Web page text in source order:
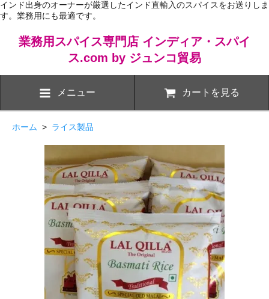
インド出身のオーナーが厳選したインド直輸入のスパイスをお送りしま
す。業務用にも最適です。
業務用スパイス専門店 インディア・スパイ
ス.com by ジュンコ貿易
メニュー カートを見る
ホーム > ライス製品